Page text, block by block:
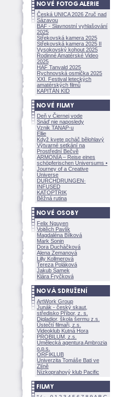
Česká UNICA 2026 Zruč nad
Sázavou
BAF - Slavnostní vyhlašování
2025
Střekovská kamera 2025
Střekovská kamera 2025 II
Vysokovský kohout 2025
Rodinné Amatérské Video
2025
HAF Tanvald 2025
Rychnovská osmička 2025
XXI. Festival leteckých
amatérských filmů
KAPITÁN KID
Deň v Čiernej vode
Snáď nie naposledy
Vznik TANAP-u
Ellie
Když kvete pcháč bělohlavý
Výtvarné setkání na
Prostřední Bečvě
ARMONÍA – Reise eines
schöpferischen Universums •
Journey of a Creative
Universe
DURCHDRUNGEN·
INFUSED
KATOPTRIK
Běžná rutina
Felix Nguyen
Vojtěch Pavlík
Magdaléna Bílkov
Mark Sonin
Dora Ducháčkov
Alena Zemanov
Lilly Kollmerov
Tereza Polákov
Jakub Samek
Klára Fryčkov
ArtWork Group
Junák - český skaut,
středisko Příbor, z. s.
Digladior, škola šermu z.s.
Ústečtí filmaři, z.s.
Videoklub Kutná Hora
PROBILUM, z.s.
Umělecká agentura Ambrozia
o.p.s.
ORFIKLUB
Univerzita Tomáše Bati ve
Zlíně
Nízkoprahový klub Pacific